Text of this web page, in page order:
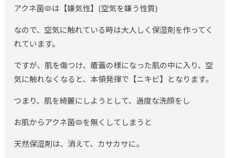
アクネ菌🦠は【嫌気性】(空気を嫌う性質)
なので、空気に触れている時は大人しく保湿剤を作ってく
れています。
ですが、肌を傷つけ、瘡蓋の様になった肌の中に入り、空
気に触れなくなると、本領発揮で【ニキビ】となります。
つまり、肌を綺麗にしようとして、過度な洗顔をし
お肌からアクネ菌🦠を無くしてしまうと
天然保湿剤は、消えて、カサカサに。